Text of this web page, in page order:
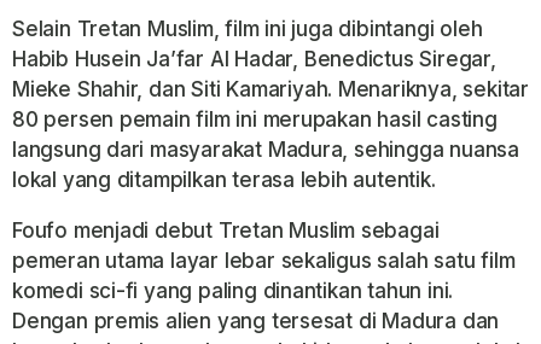
Selain Tretan Muslim, film ini juga dibintangi oleh
Habib Husein Ja’far Al Hadar, Benedictus Siregar,
Mieke Shahir, danSiti Kamariyah. Menariknya, sekitar
80 persen pemain film ini merupakan hasil casting
langsung dari masyarakat Madura, sehingga nuansa
lokal yang ditampilkan terasa lebih autentik.
Foufo menjadi debut Tretan Muslim sebagai
pemeran utama layar lebar sekaligus salah satu film
komedi sci-fi yang paling dinantikan tahun ini.
Dengan premis alien yang tersesat di Madura dan